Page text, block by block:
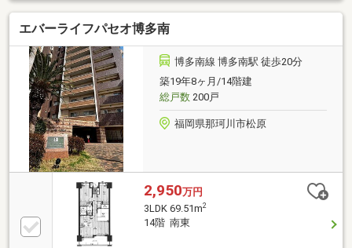
エバーライフパセオ博多南
博多南線 博多南駅 徒歩20分
築19年8ヶ月/14階建
総戸数200戸
福岡県那珂川市松原
2,950万円
3LDK 69.51m2
14階 南東